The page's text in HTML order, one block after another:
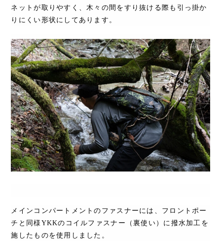
ネットが取りやすく、木々の間をすり抜ける際も引っ掛か
りにくい形状にしてあります。
メインコンパートメントのファスナーには、フロントポー
チと同様 YKKのコイルファスナー（裏使い）に撥水加工を
施したものを使用しました。